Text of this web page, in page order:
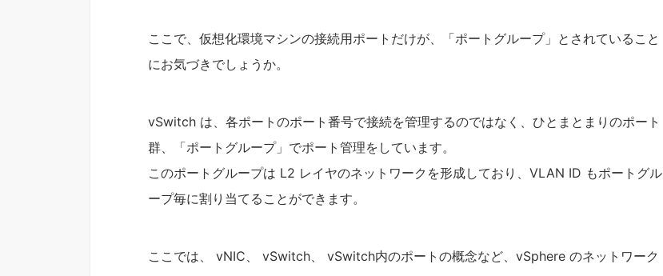
ここで、仮想化環境マシンの接続用ポートだけが、「ポートグループ」とされていること
にお気づきでしょうか。
vSwitch は、各ポートのポート番号で接続を管理するのではなく、ひとまとまりのポート
群、「ポートグループ」でポート管理をしています。
このポートグループは L2 レイヤのネットワークを形成しており、VLAN ID もポートグル
ープ毎に割り当てることができます。
ここでは、 vNIC、 vSwitch、 vSwitch内のポートの概念など、vSphere のネットワーク